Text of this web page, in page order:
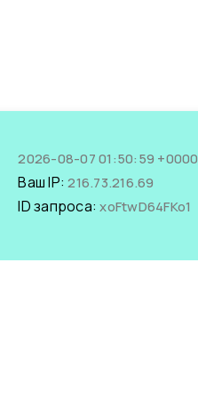
2026-08-07 01:50:59 +0000
Ваш IP:216.73.216.69
ID запроса:xoFtwD64FKo1